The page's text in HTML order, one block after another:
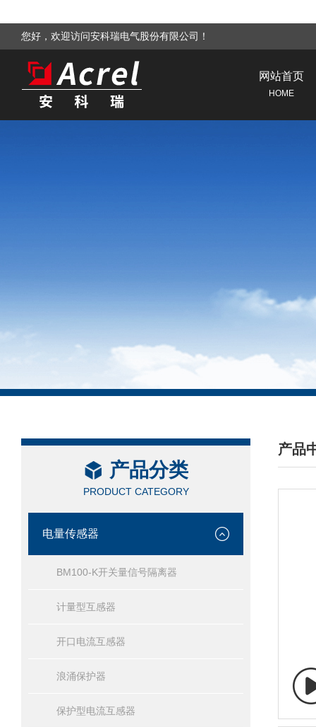
您好，欢迎访问安科瑞电气股份有限公司！
网站首页
HOME
产品分类
PRODUCT CATEGORY
电量传感器
BM100-K开关量信号隔离器
计量型互感器
开口电流互感器
浪涌保护器
保护型电流互感器
产品
/